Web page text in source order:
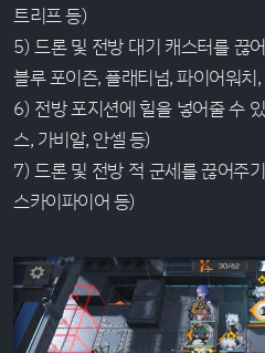
트리프 등)
5) 드론 및 전방 대기 캐스터를 끊
블루 포이즌, 플래티넘, 파이어워치
6) 전방 포지션에 힐을 넣어줄 수
스, 가비알, 안셀 등)
7) 드론 및 전방 적 군세를 끊어주
스카이파이어 등)